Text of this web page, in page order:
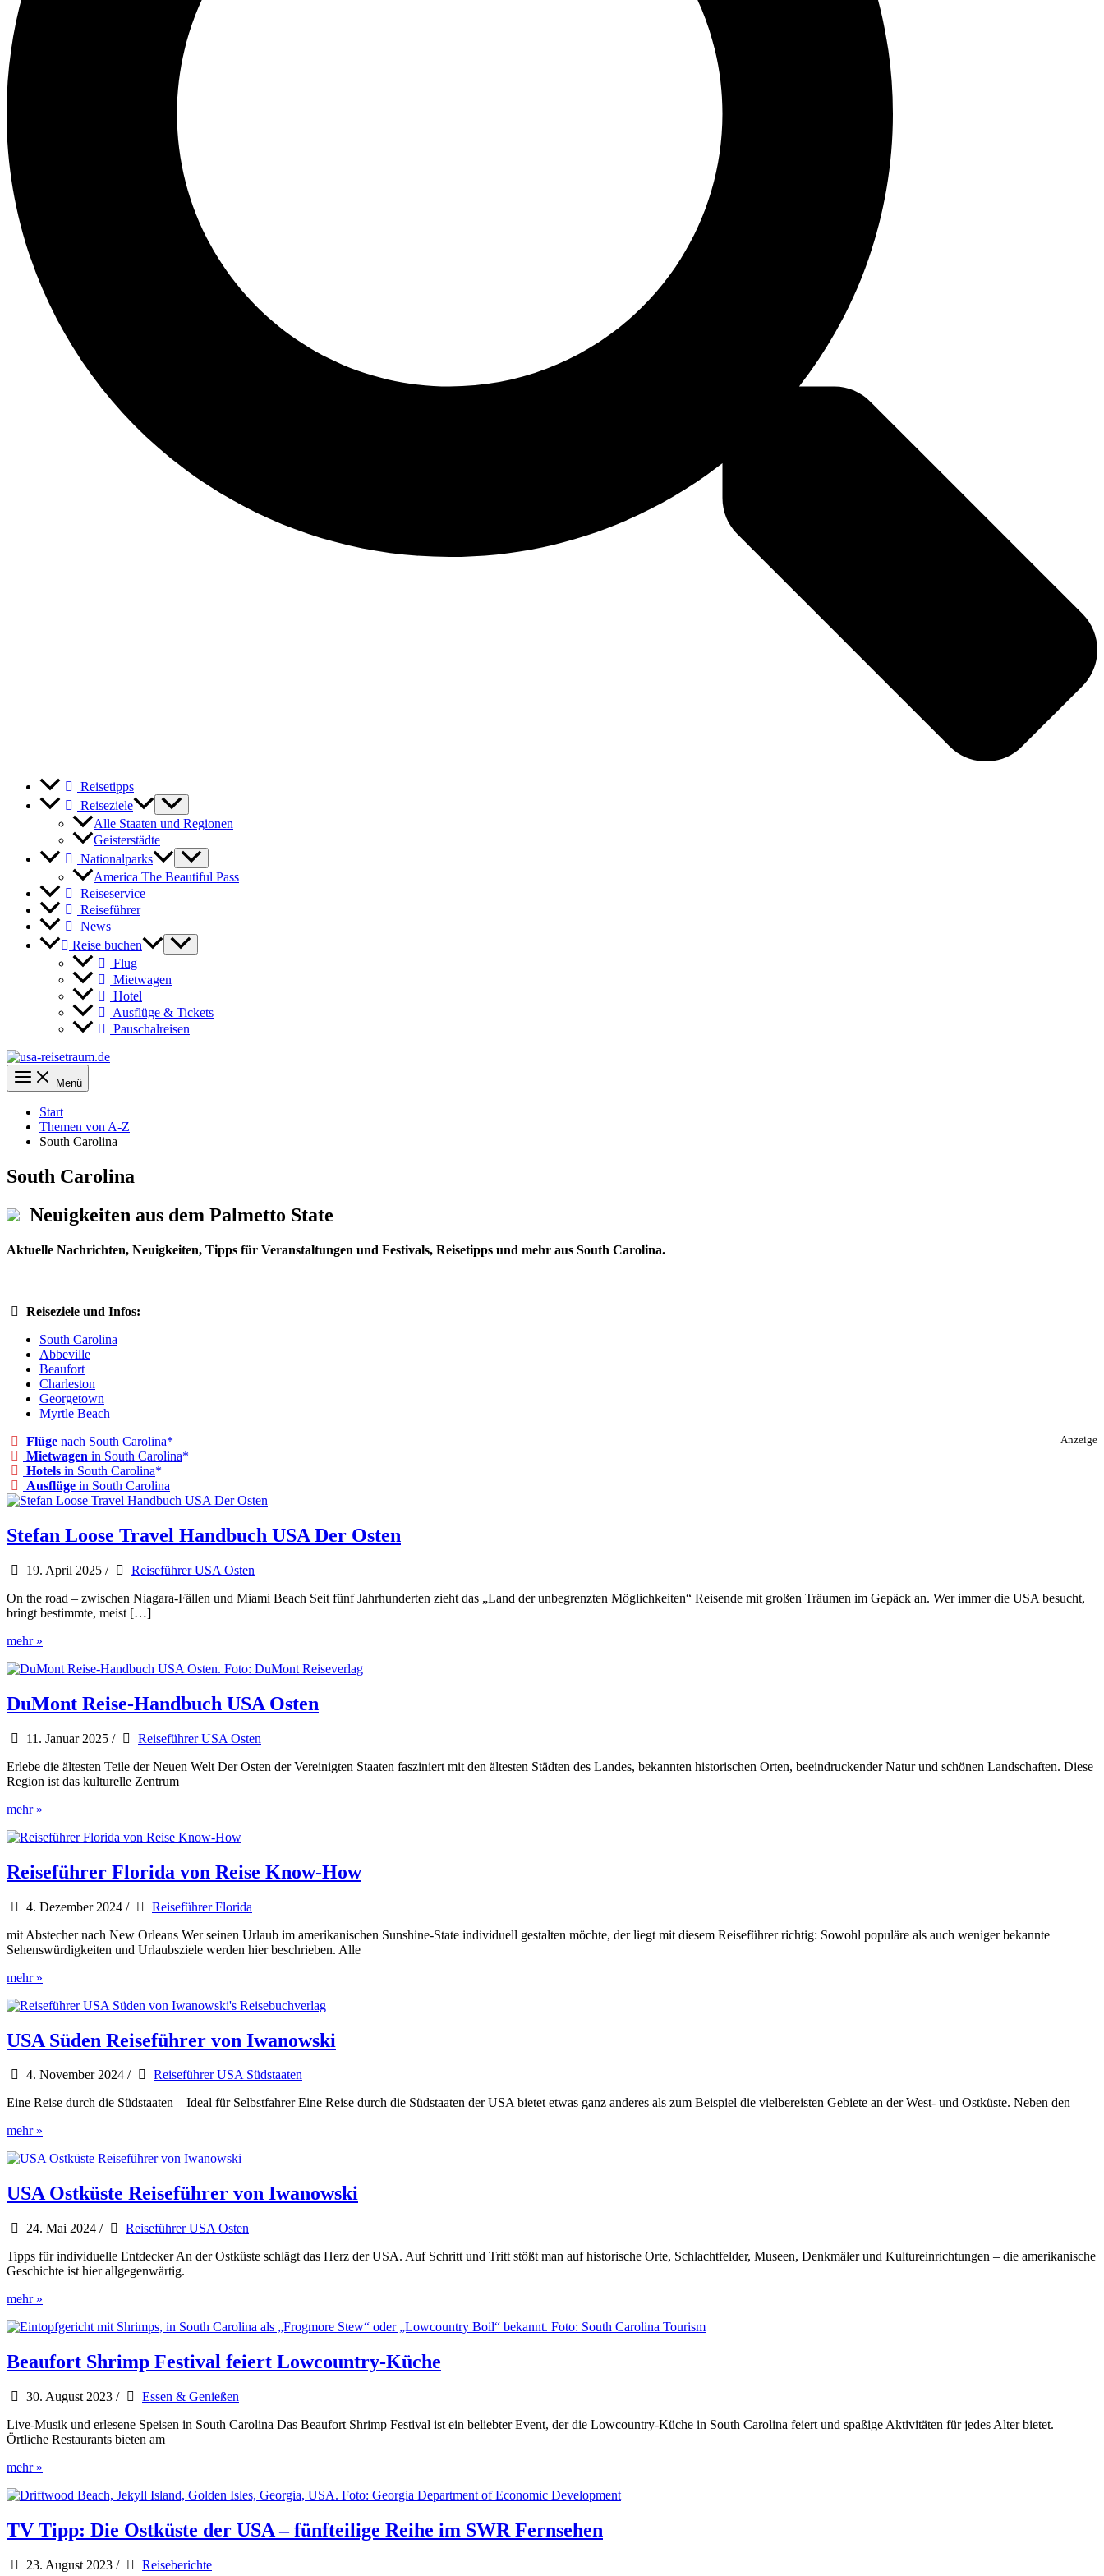
Reisetipps
Reiseziele
Alle Staaten und Regionen
Geisterstädte
Nationalparks
America The Beautiful Pass
Reiseservice
Reiseführer
News
Reise buchen
Flug
Mietwagen
Hotel
Ausflüge & Tickets
Pauschalreisen
Menü
Start
Themen von A-Z
South Carolina
South Carolina
Neuigkeiten aus dem Palmetto State
Aktuelle Nachrichten, Neuigkeiten, Tipps für Veranstaltungen und Festivals, Reisetipps und mehr aus South Carolina.
Reiseziele und Infos:
South Carolina
Abbeville
Beaufort
Charleston
Georgetown
Myrtle Beach
Anzeige
Flüge nach South Carolina
Mietwagen in South Carolina
Hotels in South Carolina
Ausflüge in South Carolina
Stefan Loose Travel Handbuch USA Der Osten
19. April 2025 /
Reiseführer USA Osten
On the road – zwischen Niagara-Fällen und Miami Beach Seit fünf Jahrhunderten zieht das „Land der unbegrenzten Möglichkeiten“ Reisende mit großen Träumen im Gepäck an. Wer immer die USA besucht,
bringt bestimmte, meist […]
Stefan
Travel
USA
Der
mehr »
DuMont Reise-Handbuch USA Osten
11. Januar 2025 /
Reiseführer USA Osten
Erlebe die ältesten Teile der Neuen Welt Der Osten der Vereinigten Staaten fasziniert mit den ältesten Städten des Landes, bekannten historischen Orten, beeindruckender Natur und schönen Landschaften. Diese
Region ist das kulturelle Zentrum
DuMont
Handbuch
Osten
mehr »
Reiseführer Florida von Reise Know-How
4. Dezember 2024 /
Reiseführer Florida
mit Abstecher nach New Orleans Wer seinen Urlaub im amerikanischen Sunshine-State individuell gestalten möchte, der liegt mit diesem Reiseführer richtig: Sowohl populäre als auch weniger bekannte
Sehenswürdigkeiten und Urlaubsziele werden hier beschrieben. Alle
Reiseführer
von
Know-
How
mehr »
USA Süden Reiseführer von Iwanowski
4. November 2024 /
Reiseführer USA Südstaaten
Eine Reise durch die Südstaaten – Ideal für Selbstfahrer Eine Reise durch die Südstaaten der USA bietet etwas ganz anderes als zum Beispiel die vielbereisten Gebiete an der West- und Ostküste. Neben den
USA
Reiseführer
Iwanowski
mehr »
USA Ostküste Reiseführer von Iwanowski
24. Mai 2024 /
Reiseführer USA Osten
Tipps für individuelle Entdecker An der Ostküste schlägt das Herz der USA. Auf Schritt und Tritt stößt man auf historische Orte, Schlachtfelder, Museen, Denkmäler und Kultureinrichtungen – die amerikanische
Geschichte ist hier allgegenwärtig.
USA
Reiseführer
Iwanowski
mehr »
Beaufort Shrimp Festival feiert Lowcountry-Küche
30. August 2023 /
Essen & Genießen
Live-Musik und erlesene Speisen in South Carolina Das Beaufort Shrimp Festival ist ein beliebter Event, der die Lowcountry-Küche in South Carolina feiert und spaßige Aktivitäten für jedes Alter bietet.
Örtliche Restaurants bieten am
Beaufort
Festival
Lowcountry-
Küche
mehr »
TV Tipp: Die Ostküste der USA – fünfteilige Reihe im SWR Fernsehen
23. August 2023 / Reiseberichte